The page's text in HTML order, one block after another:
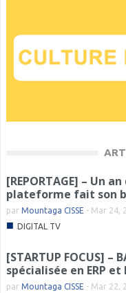
[REPORTAGE] – Un
plateforme fait son
par Mountaga CISSE - Mar 24,
■ DIGITAL TV
[STARTUP FOCUS] –
spécialisée en ERP et
par Mountaga CISSE - Mar 22,